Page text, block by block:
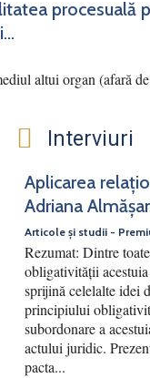
procesuală
altui organ (afară
Interviuri
Aplicarea
Adriana
Articole și studii -
Rezumat: Dintre
obligativității
sprijină celelalte idei
principiului
subordonare a
actului juridic.
pacta...